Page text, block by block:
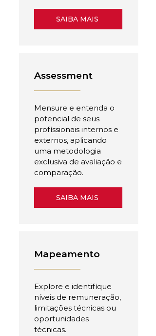
SAIBA MAIS
Assessment
Mensure e entenda o
potencial de seus
profissionais internos e
externos, aplicando
uma metodologia
exclusiva de avaliação e
comparação.
SAIBA MAIS
Mapeamento
Explore e identifique
níveis de remuneração,
limitações técnicas ou
oportunidades
técnicas.